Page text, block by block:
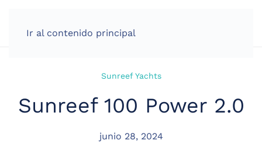
Ir al contenido principal
Sunreef Yachts
Sunreef 100 Power 2.0
junio 28, 2024